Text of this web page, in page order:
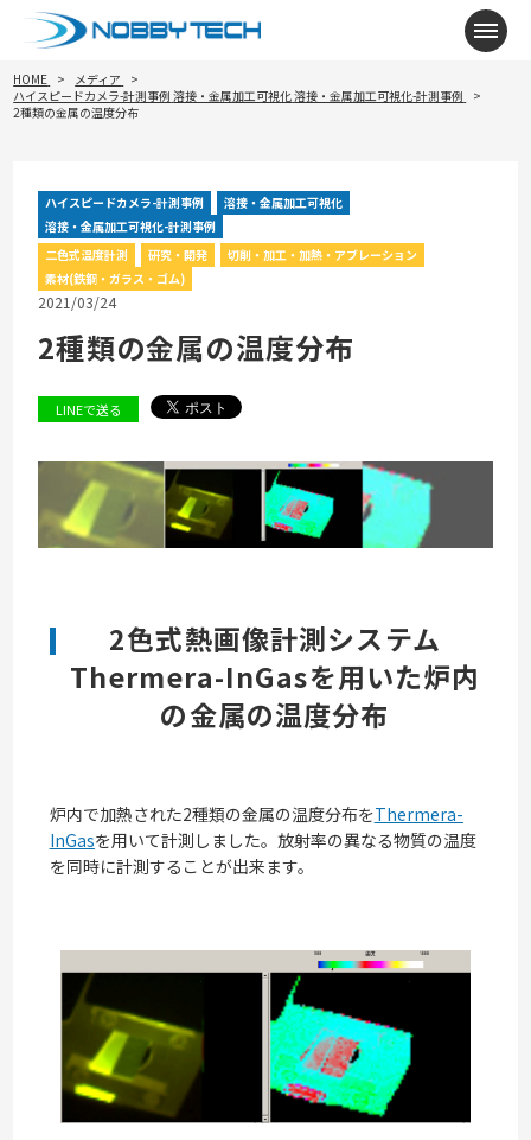
メニ
HOME
メディア
ハイスピードカメラ-計測事例 溶接・金属加工可視化溶接・金属加工可視化-計測事例
2種類の金属の温度分布
ハイスピードカメラ-計測事例
溶接・金属加工可視化
溶接・金属加工可視化-計測事例
二色式温度計測
研究・開発
切削・加工・加熱・アブレーション
素材(鉄鋼・ガラス・ゴム)
2021/03/24
2種類の金属の温度分布
LINEで送る
2色式熱画像計測システム
Thermera-InGasを用いた炉内
の金属の温度分布
炉内で加熱された2種類の金属の温度分布をThermera-
InGasを用いて計測しました。放射率の異なる物質の温度
を同時に計測することが出来ます。